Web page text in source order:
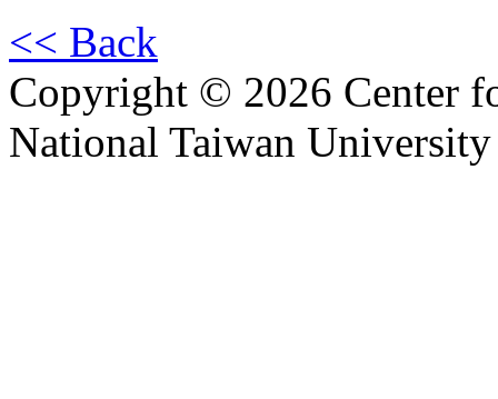
<< Back
Copyright © 2026 Center
National Taiwan University